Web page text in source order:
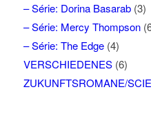
– Série: Dorina Basarab(3)
– Série: Mercy Thompson
– Série: The Edge(4)
VERSCHIEDENES(6)
ZUKUNFTSROMANE/